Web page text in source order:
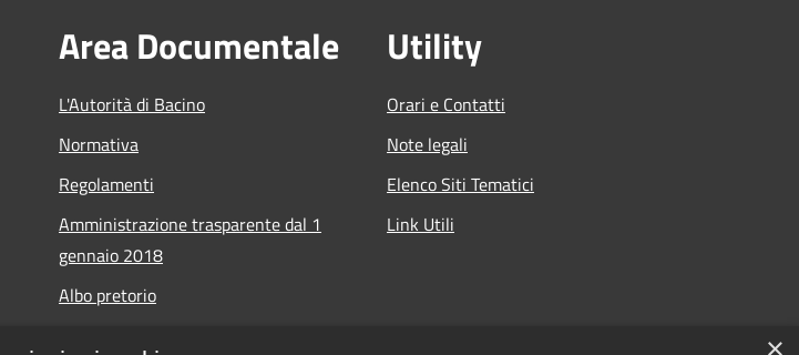
Area Documentale
L'Autorità di Bacino
Normativa
Regolamenti
Amministrazione trasparente dal 1
gennaio 2018
Albo pretorio
Utility
Orari e Contatti
Note legali
Elenco Siti Tematici
Link Utili